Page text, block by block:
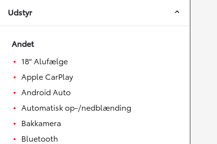
Udstyr
Andet
18" Alufælge
Apple CarPlay
Android Auto
Automatisk op-/nedblænding
Bakkamera
Bluetooth